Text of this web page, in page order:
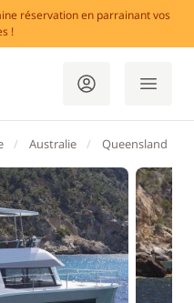
réservation en parrainant vos
!
Australie Queensland